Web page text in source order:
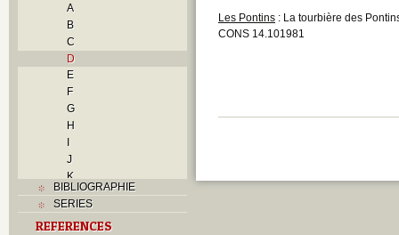
A
B
C
D
E
F
G
H
I
J
K
L
M
N
BIBLIOGRAPHIE
SERIES
REFERENCES
Les Pontins : La tourbière des
CONS 14.101981